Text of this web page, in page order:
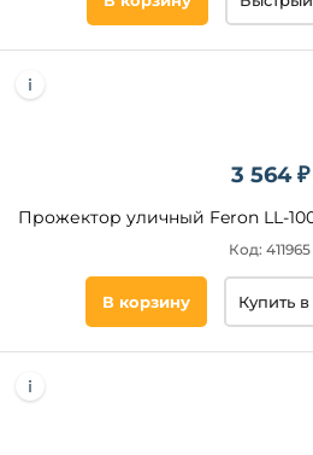
3 564 ₽
Прожектор уличный Feron LL-
Код: 411965
В корзину Купить в